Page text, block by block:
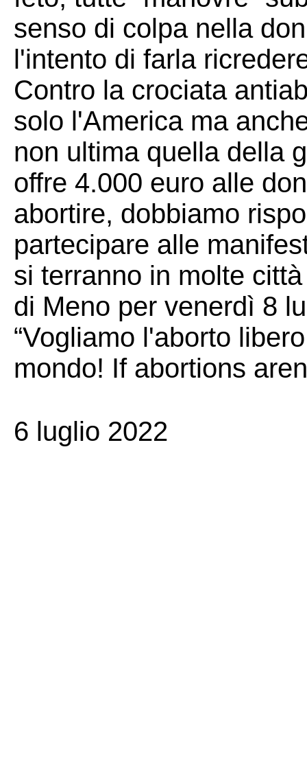
senso di colpa nella
l'intento di farla
Contro la crociata
solo l'America ma
non ultima quella della
offre 4.000 euro alle
abortire, dobbiamo
partecipare alle
si terranno in molte
di Meno per venerdì 8
“Vogliamo l'aborto
mondo! If abortions
6 luglio 2022